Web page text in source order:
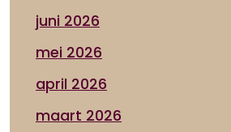
juni 2026
mei 2026
april 2026
maart 2026